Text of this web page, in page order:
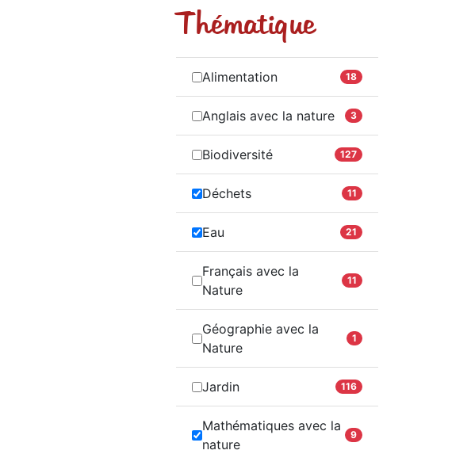
Thématique
Alimentation 18
Anglais avec la nature 3
Biodiversité 127
Déchets 11
Eau 21
Français avec la
Nature
11
Géographie avec la
Nature
1
Jardin 116
Mathématiques avec la
nature
9